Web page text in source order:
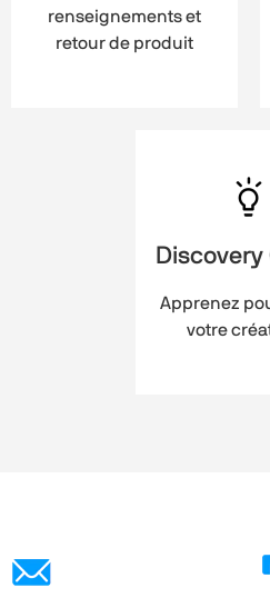
renseignements et
retour de produit
Discovery
Apprenez
votre